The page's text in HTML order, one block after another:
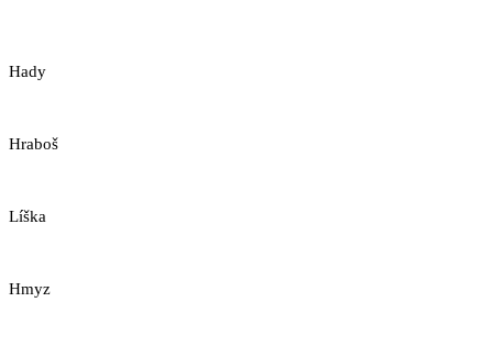
Hady
Hraboš
Líška
Hmyz